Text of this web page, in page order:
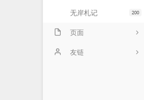
200
无岸札记
页面
友情链接
友链